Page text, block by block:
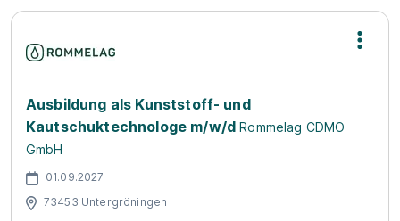
Ausbildung als Kunststoff- und
Kautschuktechnologe m/w/d Rommelag CDMO
GmbH
01.09.2027
73453 Untergröningen